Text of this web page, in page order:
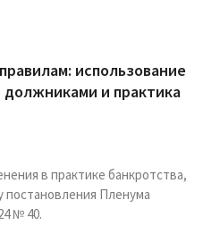
использование
и практика
в практике банкротства,
постановления Пленума
№ 40.